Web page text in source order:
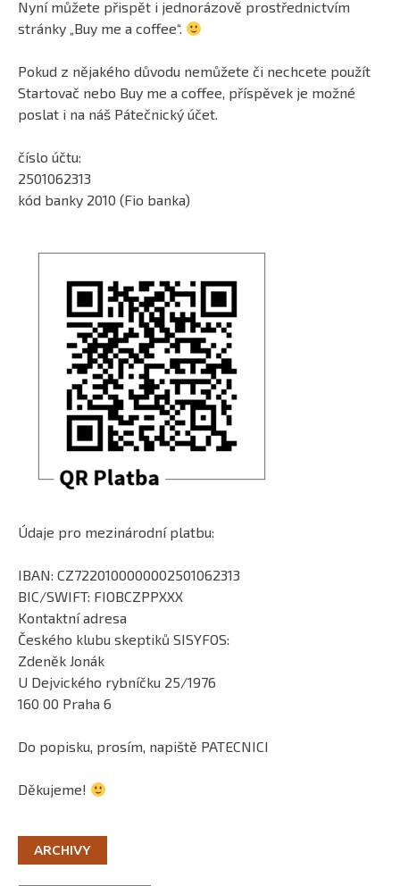
Nyní můžete přispět i jednorázově prostřednictvím
stránky „Buy me a coffee“.
Pokud z nějakého důvodu nemůžete či nechcete použít
Startovač nebo Buy me a coffee, příspěvek je možné
poslat i na náš Pátečnický účet.
číslo účtu:
2501062313
kód banky 2010 (Fio banka)
Údaje pro mezinárodní platbu:
IBAN: CZ7220100000002501062313
BIC/SWIFT: FIOBCZPPXXX
Kontaktní adresa
Českého klubu skeptiků SISYFOS:
Zdeněk Jonák
U Dejvického rybníčku 25/1976
160 00 Praha 6
Do popisku, prosím, napiště PATECNICI
Děkujeme!
ARCHIVY